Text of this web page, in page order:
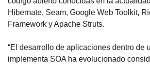
Hibernate, Seam, Google Web Toolkit,
Framework y Apache Struts.
“El desarrollo de aplicaciones dentro de
implementa SOA ha evolucionado